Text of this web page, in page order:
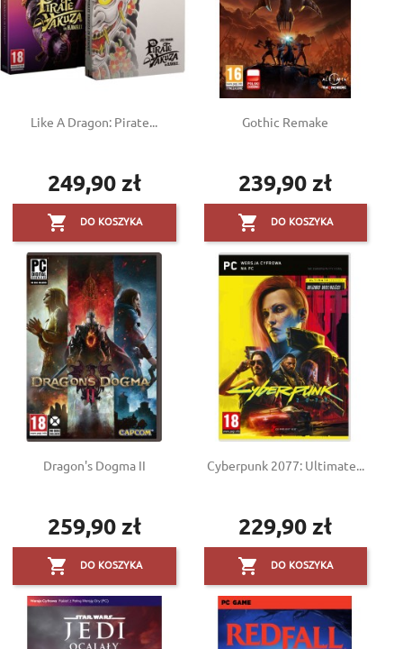
Like A Dragon: Pirate...
Cena
249,90 zł
 DO KOSZYKA
Gothic Remake
Cena
239,90 zł
 DO KOSZYKA
Dragon's Dogma II
Cena
259,90 zł
 DO KOSZYKA
Cyberpunk 2077: Ultimate...
Cena
229,90 zł
 DO KOSZYKA